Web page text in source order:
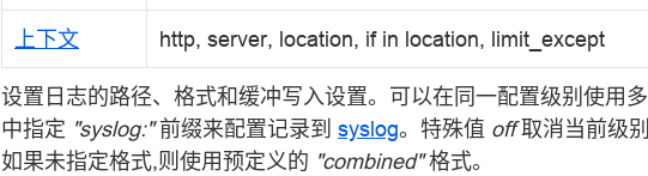
上下文 http, server, location, if in location, limit_except
设置日志的路径、格式和缓冲写入设置。可以在同一配置级别使用
中指定 "syslog:"前缀来配置记录到 syslog。特殊值 off取消当前级
如果未指定格式,则使用预定义的 "combined"格式。